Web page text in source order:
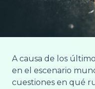
A causa de los
en el escenario
cuestiones en qué